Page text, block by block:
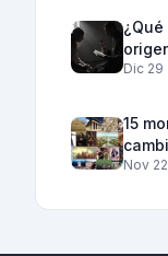
¿Qué
Dic 29
15
Nov 22